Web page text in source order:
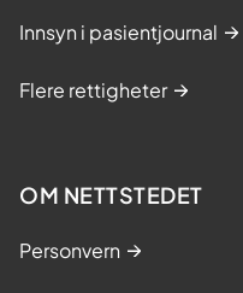
Innsyn i pasientjournal
Flere rettigheter
OM NETTSTEDET
Personvern